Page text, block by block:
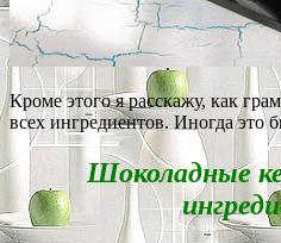
Кроме этого я расскажу, как
всех ингредиентов. Иногда это
Шоколадные